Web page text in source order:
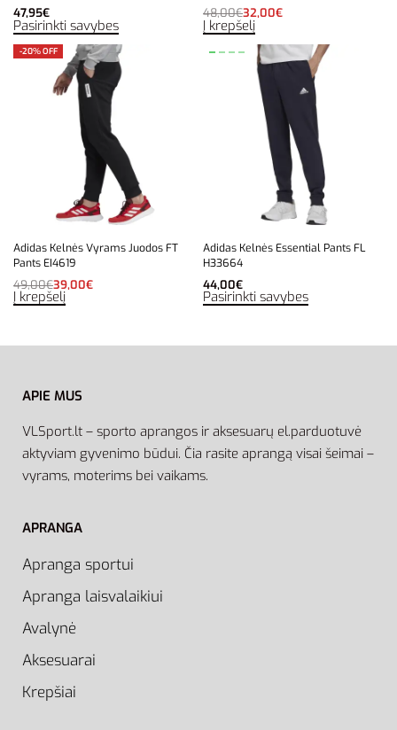
47,95€
Pasirinkti savybes
48,00€32,00€
Į krepšelį
-20% OFF
Adidas Kelnės Vyrams Juodos FT
Pants EI4619
49,00€39,00€
Į krepšelį
Adidas Kelnės Essential Pants FL
H33664
44,00€
Pasirinkti savybes
APIE MUS
VLSport.lt – sporto aprangos ir aksesuarų el.parduotuvė
aktyviam gyvenimo būdui. Čia rasite aprangą visai šeimai –
vyrams, moterims bei vaikams.
APRANGA
Apranga sportui
Apranga laisvalaikiui
Avalynė
Aksesuarai
Krepšiai